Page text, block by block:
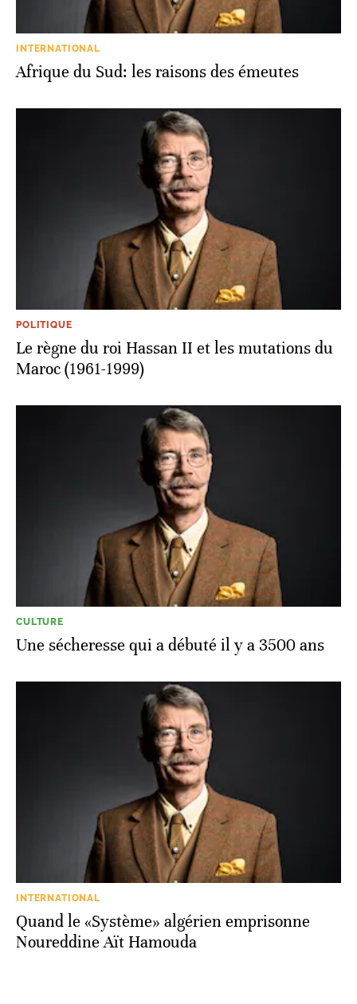
INTERNATIONAL
Afrique du Sud: les raisons des émeutes
POLITIQUE
Le règne du roi Hassan II et les mutations du
Maroc (1961-1999)
CULTURE
Une sécheresse qui a débuté il y a 3500 ans
INTERNATIONAL
Quand le «Système» algérien emprisonne
Noureddine Aït Hamouda